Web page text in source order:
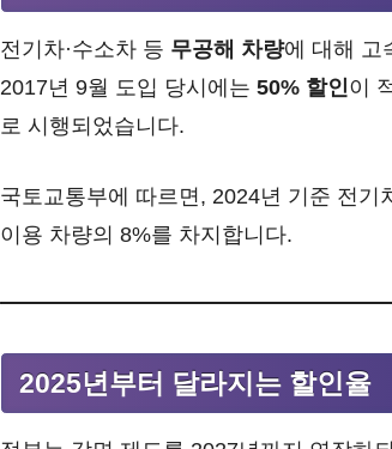
전기차·수소차 등 무공해 차량에 대해 고
2017년 9월 도입 당시에는 50% 할인이
로 시행되었습니다.
국토교통부에 따르면, 2024년 기준 전기
이용 차량의 8%를 차지합니다.
2025년부터 달라지는 할인율